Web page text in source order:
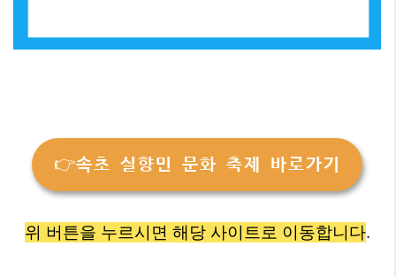
👉속초 실향민 문화 축제 바로가기
위 버튼을 누르시면 해당 사이트로 이동합니다.